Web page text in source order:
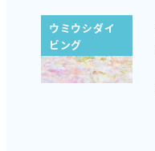
ウミウシダイ
ビング